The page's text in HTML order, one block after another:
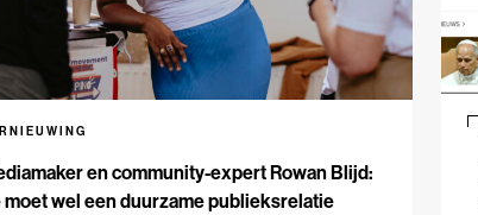
en community-expert Rowan Blijd:
moet wel een duurzame publieksrelatie